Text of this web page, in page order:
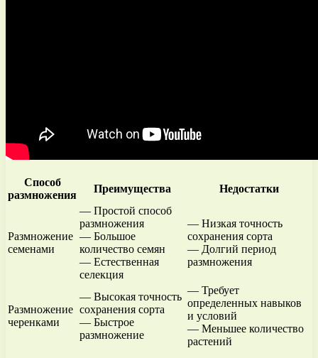
Способ
размножения
Преимущества Недостатки
Размножение
семенами
— Простой способ
размножения
— Большое
количество семян
— Естественная
селекция
— Низкая точность
сохранения сорта
— Долгий период
размножения
Размножение
черенками
— Высокая точность
сохранения сорта
— Быстрое
размножение
— Требует
определенных навыков
и условий
— Меньшее количество
растений